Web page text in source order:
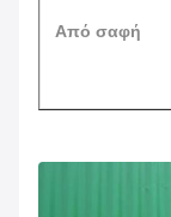
Από σαφή